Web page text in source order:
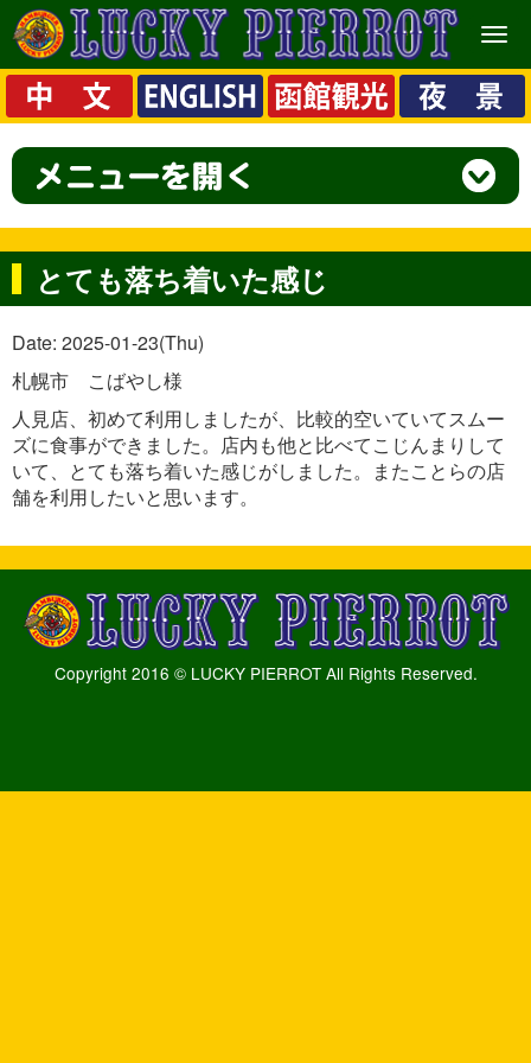
メ
ニ
ュ
ー
とても落ち着いた感じ
Date: 2025-01-23(Thu)
札幌市 こばやし様
人見店、初めて利用しましたが、比較的空いていてスムー
ズに食事ができました。店内も他と比べてこじんまりして
いて、とても落ち着いた感じがしました。またことらの店
舗を利用したいと思います。
Copyright 2016 © LUCKY PIERROT All Rights Reserved.